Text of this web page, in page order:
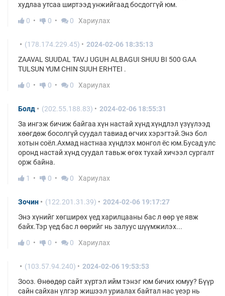
худлаа утсаа ширтээд унжийгаад босдоггүй юм.
0
0 0 Хариулах
(178.174.229.45)
2024-02-06 18:35:13
ZAAVAL SUUDAL TAVJ UGUH ALBAGUI SHUU BI 500 GAA
TULSUN YUM CHIN SUUH ERHTEI .
0
0 0 Хариулах
Болд (202.55.188.83)
2024-02-06 18:55:31
За ингэж бичиж байгаа хүн настай хүнд хүндлэл үзүүлээд
хөөгдөж босолгүй суудал тавиад өгчих хэрэгтэй.Энэ бол
хотын соёл.Ахмад настнаа хүндлэх монгол ёс юм.Бусад улс
оронд настай хүнд суудал тавьж өгөх тухай хичээл сургалт
орж байна.
1
0 0 Хариулах
Зочин (122.201.31.39)
2024-02-06 19:17:27
Энэ хүнийг хөгширөх үед харилцааны бас л өөр үе явж
байх.Тэр үед бас л өөрийг нь залуус шүүмжилэх...
0
0 0 Хариулах
(103.57.94.240)
2024-02-06 19:53:53
Зооз. Өнөөдөр сайт хүртэл ийм тэнэг юм бичих юмуу? Бүүр
сайн сайхан үлгэр жишээл уриалах байтал нас үеэр нь